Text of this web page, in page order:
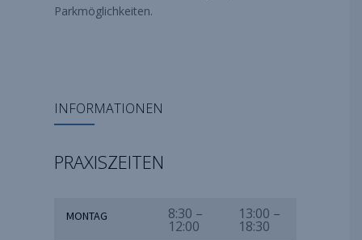
Parkmöglichkeiten.
INFORMATIONEN
PRAXISZEITEN
MONTAG 8:30 –
12:00
13:00 –
18:30